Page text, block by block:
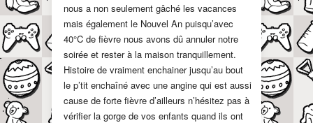
nous a non seulement gâché les vacances
mais également le Nouvel An puisqu’avec
40°C de fièvre nous avons dû annuler notre
soirée et rester à la maison tranquillement.
Histoire de vraiment enchainer jusqu’au bout
le p’tit enchaîné avec une angine qui est aussi
cause de forte fièvre d’ailleurs n’hésitez pas à
vérifier la gorge de vos enfants quand ils ont